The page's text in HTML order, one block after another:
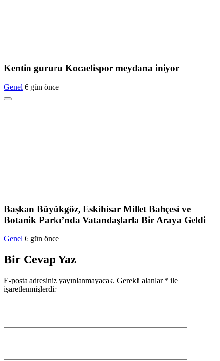
Kentin gururu Kocaelispor meydana iniyor
Genel 6 gün önce
Başkan Büyükgöz, Eskihisar Millet Bahçesi ve
Botanik Parkı’nda Vatandaşlarla Bir Araya Geldi
Genel 6 gün önce
Bir Cevap Yaz
E-posta adresiniz yayınlanmayacak. Gerekli alanlar * ile
işaretlenmişlerdir